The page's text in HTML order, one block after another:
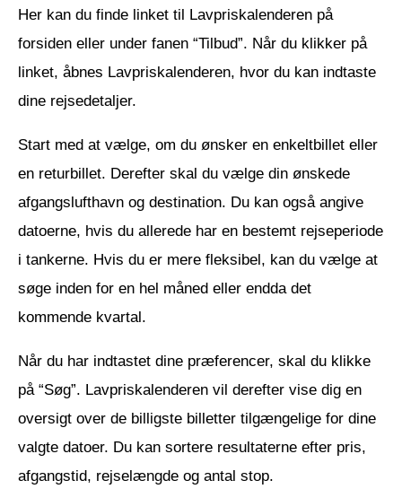
Her kan du finde linket til Lavpriskalenderen på
forsiden eller under fanen “Tilbud”. Når du klikker på
linket, åbnes Lavpriskalenderen, hvor du kan indtaste
dine rejsedetaljer.
Start med at vælge, om du ønsker en enkeltbillet eller
en returbillet. Derefter skal du vælge din ønskede
afgangslufthavn og destination. Du kan også angive
datoerne, hvis du allerede har en bestemt rejseperiode
i tankerne. Hvis du er mere fleksibel, kan du vælge at
søge inden for en hel måned eller endda det
kommende kvartal.
Når du har indtastet dine præferencer, skal du klikke
på “Søg”. Lavpriskalenderen vil derefter vise dig en
oversigt over de billigste billetter tilgængelige for dine
valgte datoer. Du kan sortere resultaterne efter pris,
afgangstid, rejselængde og antal stop.